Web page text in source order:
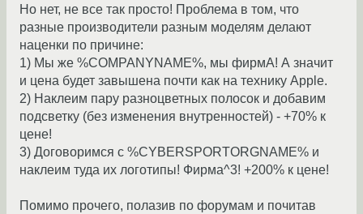
Но нет, не все так просто! Проблема в том, что
разные производители разным моделям делают
наценки по причине:
1) Мы же %COMPANYNAME%, мы фирмА! А значит
и цена будет завышена почти как на технику Apple.
2) Наклеим пару разноцветных полосок и добавим
подсветку (без изменения внутренностей) - +70% к
цене!
3) Договоримся с %CYBERSPORTORGNAME% и
наклеим туда их логотипы! Фирма^3! +200% к цене!
Помимо прочего, полазив по форумам и почитав